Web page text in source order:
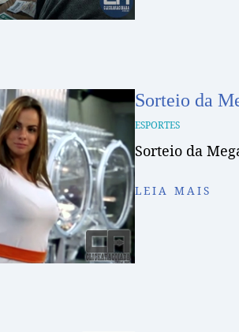
Sorteio da
ESPORTES
Sorteio da
LEIA MAIS